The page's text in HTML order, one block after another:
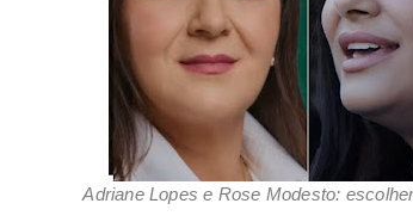
Adriane Lopes e Rose Modesto: